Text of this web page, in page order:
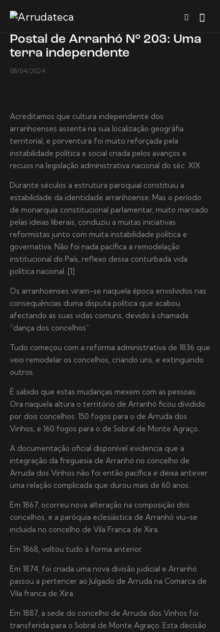
Postal de Arranhó N° 203: Uma
terra independente
08/04/2024
Acreditamos que cultura independente dos
arranhoenses assenta na sua localização geográfia
territorial, e porventura foi muito reforçada pela
instabilidade política e social criada pelos avanços e
recuos na legislação administrativa nacional do séc. XIX.
Durante séculos a estrutura paroquial constituiu a
estabilidade da identidade arranhoense. Mas o período
de monarquia constitucional parlamentar, muito marcado
pelas ideias liberais, conduziu a muitas iniciativas
reformistas junto com muita instabilidade política e
governativa. Não foi nada pacífica a remodelação
institucional do País, reflexo dessa conturbada vida
política nacional. [1]
Os arranhoenses viram-se naquela época envolvidos nas
consequências duma disputa política que acabou
afectando as suas vidas comuns, devido à chamada
“dança dos concelhos”.
Tudo começou com a reforma administrativa de 1836 que
veio remodelar os concelhos, criando uns, e extinguindo
outros.
É sabido que estas mudanças mexem com as pessoas.
Ora naquela altura o território de Arranhó ficou dividido
por dois concelhos: 150 fogos para o de Arruda dos
Vinhos, e 160 fogos para o de Sobral de Monte Agraço.
A documentação oficial disponível evidencia que a
integração da freguesia de Arranhó no concelho de
Arruda dos Vinhos não foi então pacífica e deixa antever
uma relação complicada que durou mais de 60 anos.
Em 1867, ocorreu nova alteração na composição dos
concelhos, e a paróquia eclesiástica de Arranhó viu-se
incluida no concelho de Vila Franca de Xira.
Em 1868, voltou tudo à forma anterior.
Em 1874, foi criada uma nova divisão judicial e Arranhó
passou a pertencer ao Julgado de Arruda na Comarca de
Vila franca de Xira.
Em 1887, a sede do concelho de Arruda dos Vinhos foi
transferida para o Sobral de Monte Agraço. Esta decisão